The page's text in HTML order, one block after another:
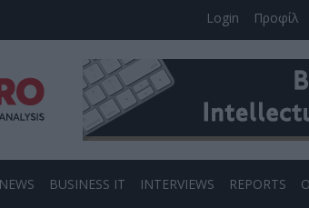
Login Προφίλ
BUSINESS IT INTERVIEWS REPORTS